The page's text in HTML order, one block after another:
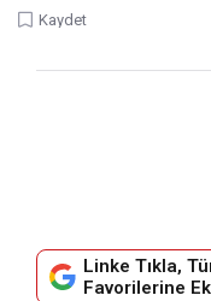
Kaydet
Linke Tıkla,
Favorilerine